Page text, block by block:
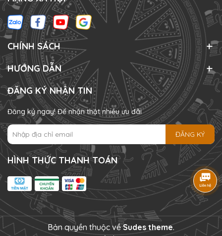
CHÍNH SÁCH
HƯỚNG DẪN
ĐĂNG KÝ NHẬN TIN
Đăng ký ngay! Để nhận thật nhiều ưu đãi
ĐĂNG KÝ
HÌNH THỨC THANH TOÁN
Bản quyền thuộc vềSudes theme.